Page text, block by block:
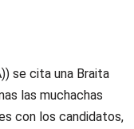
se cita una Braita
las muchachas
con los candidatos,